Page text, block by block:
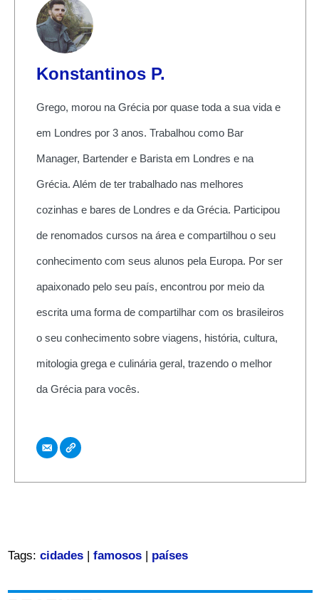
Konstantinos P.
Grego, morou na Grécia por quase toda a sua vida e
em Londres por 3 anos. Trabalhou como Bar
Manager, Bartender e Barista em Londres e na
Grécia. Além de ter trabalhado nas melhores
cozinhas e bares de Londres e da Grécia. Participou
de renomados cursos na área e compartilhou o seu
conhecimento com seus alunos pela Europa. Por ser
apaixonado pelo seu país, encontrou por meio da
escrita uma forma de compartilhar com os brasileiros
o seu conhecimento sobre viagens, história, cultura,
mitologia grega e culinária geral, trazendo o melhor
da Grécia para vocês.
Tags: cidades| famosos| países